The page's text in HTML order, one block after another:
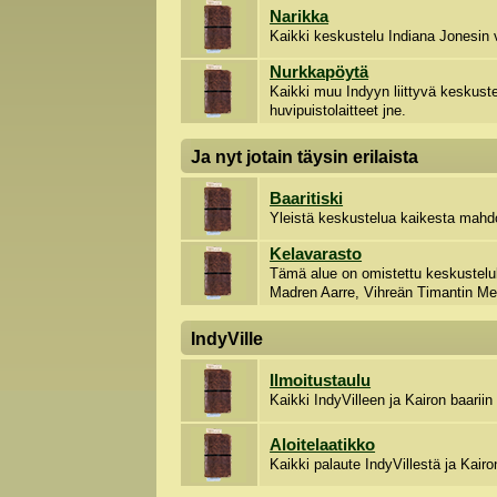
Narikka
Kaikki keskustelu Indiana
Nurkkapöytä
Kaikki muu Indyyn liittyvä
huvipuistolaitteet jne.
Ja nyt jotain täysin erilaista
Baaritiski
Yleistä keskustelua kaikesta
Kelavarasto
Tämä alue on omistettu
Madren Aarre, Vihreän Timantin
IndyVille
Ilmoitustaulu
Kaikki IndyVilleen ja Kairon
Aloitelaatikko
Kaikki palaute IndyVillestä ja